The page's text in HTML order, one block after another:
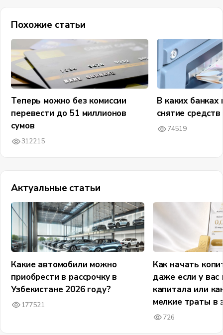
Похожие статьи
Теперь можно без комиссии
перевести до 51 миллионов
сумов
312215
В каких банках
снятие
74519
Актуальные статьи
Какие автомобили можно
приобрести в рассрочку в
Узбекистане 2026 году?
177521
Как начать
даже если у
капитала или
мелкие траты в
726